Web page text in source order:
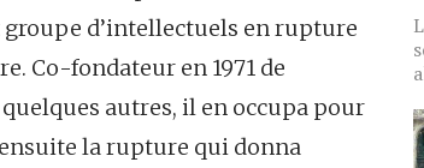
d’intellectuels en rupture
Co-fondateur en 1971 de
autres, il en occupa pour
la rupture qui donna